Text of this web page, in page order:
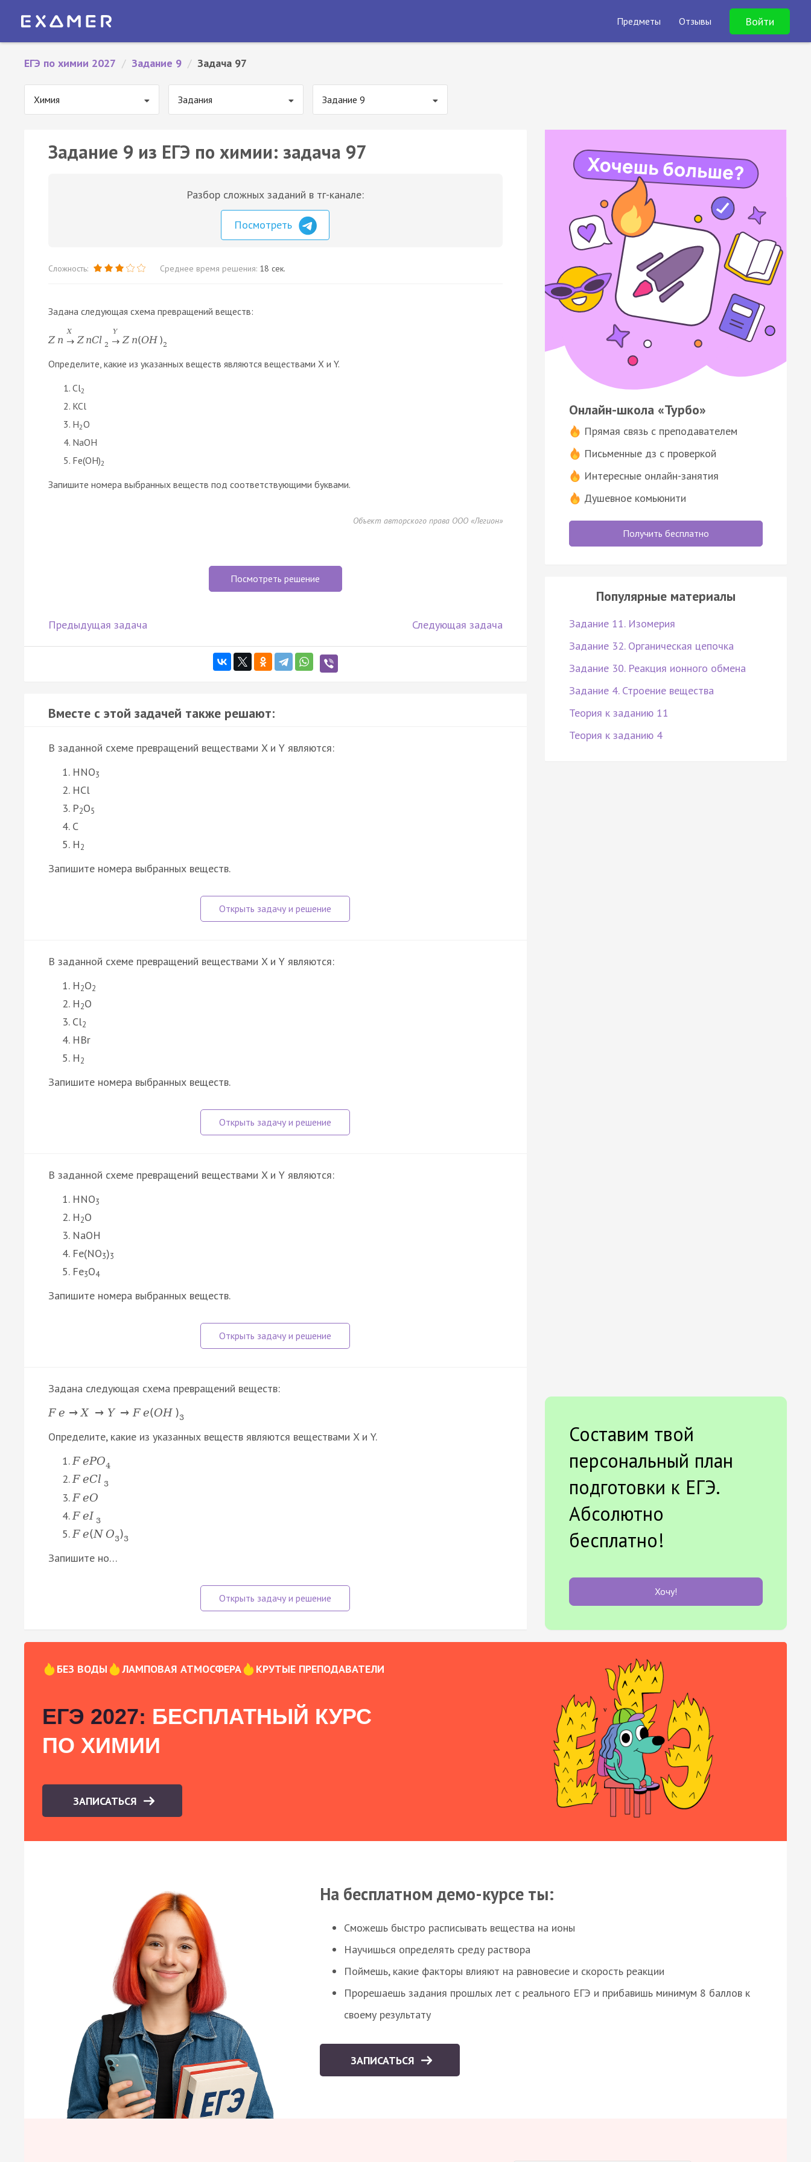
Предметы Отзывы Войти
ЕГЭ по химии 2027 / Задание 9 / Задача 97
Химия Задания Задание 9
Задание 9 из ЕГЭ по химии: задача 97
Разбор сложных заданий в тг-канале:
Посмотреть
Сложность: Среднее время решения: 18 сек.
Задана следующая схема превращений веществ:
Z n
X
→ Z nCl 2
Y
→ Z n(OH )2
Определите, какие из указанных веществ являются веществами X и Y.
Cl2
KCl
H2O
NaOH
Fe(OH)2
Запишите номера выбранных веществ под соответствующими буквами.
Объект авторского права ООО «Легион»
Посмотреть решение
Предыдущая задача Следующая задача
Вместе с этой задачей также решают:
В заданной схеме превращений веществами X и Y являются:
HNO3
HCl
P2O5
C
H2
Запишите номера выбранных веществ.
В заданной схеме превращений веществами X и Y являются:
H2O2
H2O
Cl2
HBr
H2
Запишите номера выбранных веществ.
В заданной схеме превращений веществами X и Y являются:
HNO3
H2O
NaOH
Fe(NO3)3
Fe3O4
Запишите номера выбранных веществ.
Задана следующая схема превращений веществ:
Fe → X → Y → Fe(OH )3
Определите, какие из указанных веществ являются веществами X и Y.
FePO4
FeCl 3
FeO
FeI 3
Fe(N O3)3
Запишите но…
Онлайн-школа «Турбо»
Прямая связь с преподавателем
Письменные дз с проверкой
Интересные онлайн-занятия
Душевное комьюнити
Получить бесплатно
Популярные материалы
Задание 11. Изомерия
Задание 32. Органическая цепочка
Задание 30. Реакция ионного обмена
Задание 4. Строение вещества
Теория к заданию 11
Теория к заданию 4
Составим твой
персональный план
подготовки к ЕГЭ.
Абсолютно
бесплатно!
Хочу!
БЕЗ ВОДЫ ЛАМПОВАЯ АТМОСФЕРА КРУТЫЕ ПРЕПОДАВАТЕЛИ
ЕГЭ 2027: БЕСПЛАТНЫЙ КУРС
ПО ХИМИИ
ЗАПИСАТЬСЯ
На бесплатном демо-курсе ты:
Сможешь быстро расписывать вещества на ионы
Научишься определять среду раствора
Поймешь, какие факторы влияют на равновесие и скорость реакции
Прорешаешь задания прошлых лет с реального ЕГЭ и прибавишь минимум 8 баллов к
своему результату
ЗАПИСАТЬСЯ